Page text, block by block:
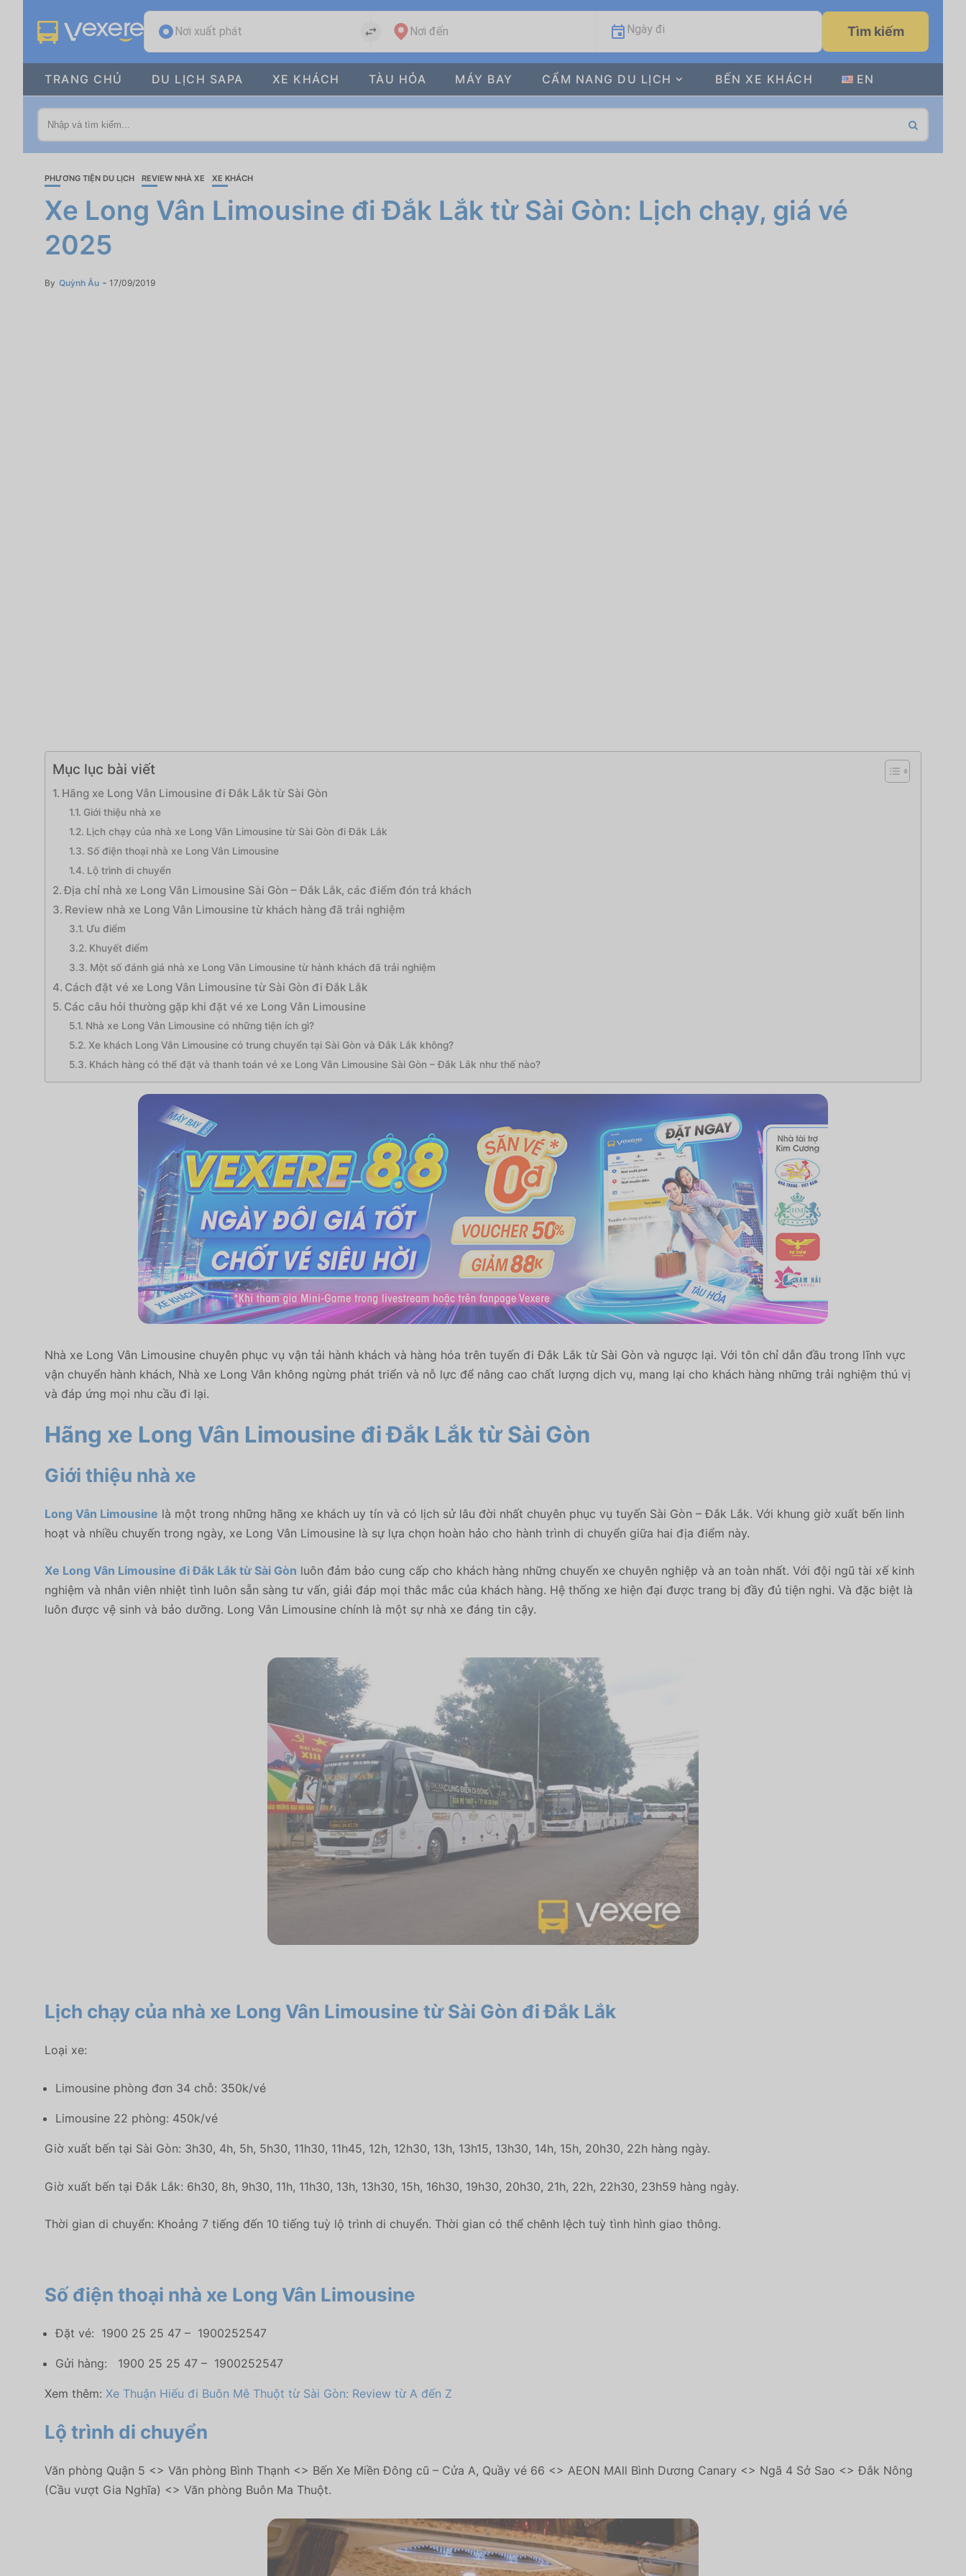
Nơi xuất phát Nơi đến Ngày đi Tìm kiếm
TRANG CHỦ DU LỊCH SAPA XE KHÁCH TÀU HỎA MÁY BAY CẨM NANG DU LỊCH BẾN XE KHÁCH EN
PHƯƠNG TIỆN DU LỊCH REVIEW NHÀ XE XE KHÁCH
Xe Long Vân Limousine đi Đắk Lắk từ Sài Gòn: Lịch chạy, giá vé
2025
By Quỳnh Âu 17/09/2019
Mục lục bài viết
Hãng xe Long Vân Limousine đi Đắk Lắk từ Sài Gòn
Giới thiệu nhà xe
Lịch chạy của nhà xe Long Vân Limousine từ Sài Gòn đi Đắk Lắk
Số điện thoại nhà xe Long Vân Limousine
Lộ trình di chuyển
Địa chỉ nhà xe Long Vân Limousine Sài Gòn – Đắk Lắk, các điểm đón trả khách
Review nhà xe Long Vân Limousine từ khách hàng đã trải nghiệm
Ưu điểm
Khuyết điểm
Một số đánh giá nhà xe Long Vân Limousine từ hành khách đã trải nghiệm
Cách đặt vé xe Long Vân Limousine từ Sài Gòn đi Đắk Lắk
Các câu hỏi thường gặp khi đặt vé xe Long Vân Limousine
Nhà xe Long Vân Limousine có những tiện ích gì?
Xe khách Long Vân Limousine có trung chuyển tại Sài Gòn và Đắk Lắk không?
Khách hàng có thể đặt và thanh toán vé xe Long Vân Limousine Sài Gòn – Đắk Lắk như thế nào?
Nhà xe Long Vân Limousine chuyên phục vụ vận tải hành khách và hàng hóa trên tuyến đi Đắk Lắk từ Sài Gòn và ngược lại. Với tôn chỉ dẫn đầu trong lĩnh vực
vận chuyển hành khách, Nhà xe Long Vân không ngừng phát triển và nỗ lực để nâng cao chất lượng dịch vụ, mang lại cho khách hàng những trải nghiệm thú vị
và đáp ứng mọi nhu cầu đi lại.
Hãng xe Long Vân Limousine đi Đắk Lắk từ Sài Gòn
Giới thiệu nhà xe
Long Vân Limousine là một trong những hãng xe khách uy tín và có lịch sử lâu đời nhất chuyên phục vụ tuyến Sài Gòn – Đắk Lắk. Với khung giờ xuất bến linh
hoạt và nhiều chuyến trong ngày, xe Long Vân Limousine là sự lựa chọn hoàn hảo cho hành trình di chuyển giữa hai địa điểm này.
Xe Long Vân Limousine đi Đắk Lắk từ Sài Gòn luôn đảm bảo cung cấp cho khách hàng những chuyến xe chuyên nghiệp và an toàn nhất. Với đội ngũ tài xế kinh
nghiệm và nhân viên nhiệt tình luôn sẵn sàng tư vấn, giải đáp mọi thắc mắc của khách hàng. Hệ thống xe hiện đại được trang bị đầy đủ tiện nghi. Và đặc biệt là
luôn được vệ sinh và bảo dưỡng. Long Vân Limousine chính là một sự nhà xe đáng tin cậy.
Lịch chạy của nhà xe Long Vân Limousine từ Sài Gòn đi Đắk Lắk
Loại xe:
Limousine phòng đơn 34 chỗ: 350k/vé
Limousine 22 phòng: 450k/vé
Giờ xuất bến tại Sài Gòn: 3h30, 4h, 5h, 5h30, 11h30, 11h45, 12h, 12h30, 13h, 13h15, 13h30, 14h, 15h, 20h30, 22h hàng ngày.
Giờ xuất bến tại Đắk Lắk: 6h30, 8h, 9h30, 11h, 11h30, 13h, 13h30, 15h, 16h30, 19h30, 20h30, 21h, 22h, 22h30, 23h59 hàng ngày.
Thời gian di chuyển: Khoảng 7 tiếng đến 10 tiếng tuỳ lộ trình di chuyển. Thời gian có thể chênh lệch tuỳ tình hình giao thông.
Số điện thoại nhà xe Long Vân Limousine
Đặt vé: 1900 25 25 47 – 1900252547
Gửi hàng: 1900 25 25 47 – 1900252547
Xem thêm: Xe Thuận Hiếu đi Buôn Mê Thuột từ Sài Gòn: Review từ A đến Z
Lộ trình di chuyển
Văn phòng Quận 5 <> Văn phòng Bình Thạnh <> Bến Xe Miền Đông cũ – Cửa A, Quầy vé 66 <> AEON MAll Bình Dương Canary <> Ngã 4 Sở Sao <> Đắk Nông
(Cầu vượt Gia Nghĩa) <> Văn phòng Buôn Ma Thuột.